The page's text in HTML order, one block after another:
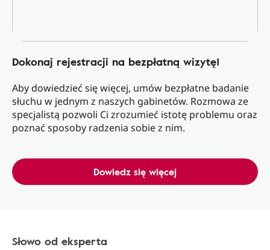
Dokonaj rejestracji na bezpłatną wizytę!
Aby dowiedzieć się więcej, umów bezpłatne badanie
słuchu w jednym z naszych gabinetów. Rozmowa ze
specjalistą pozwoli Ci zrozumieć istotę problemu oraz
poznać sposoby radzenia sobie z nim.
Dowiedz się więcej
Słowo od eksperta